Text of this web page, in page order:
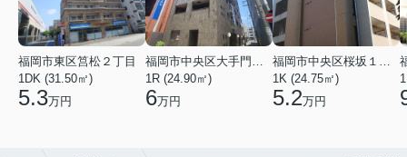
福岡市東区筥松２丁目
1DK (31.50㎡)
5.3万円
1R (24.90㎡)
6万円
1K (24.75㎡)
5.2万円